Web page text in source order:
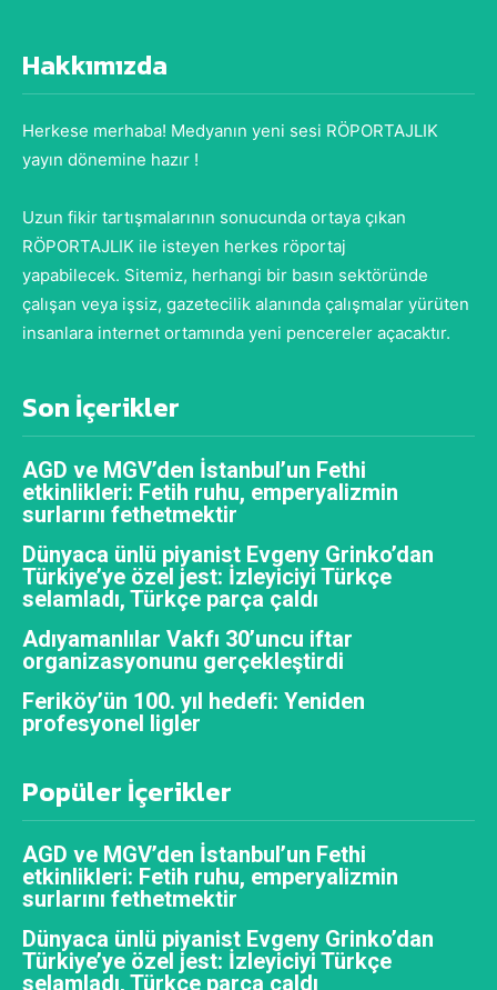
Hakkımızda
Herkese merhaba! Medyanın yeni sesi RÖPORTAJLIK
yayın dönemine hazır !
Uzun fikir tartışmalarının sonucunda ortaya çıkan
RÖPORTAJLIK ile isteyen herkes röportaj
yapabilecek. Sitemiz, herhangi bir basın sektöründe
çalışan veya işsiz, gazetecilik alanında çalışmalar yürüten
insanlara internet ortamında yeni pencereler açacaktır.
Son İçerikler
AGD ve MGV’den İstanbul’un Fethi
etkinlikleri: Fetih ruhu, emperyalizmin
surlarını fethetmektir
Dünyaca ünlü piyanist Evgeny Grinko’dan
Türkiye’ye özel jest: İzleyiciyi Türkçe
selamladı, Türkçe parça çaldı
Adıyamanlılar Vakfı 30’uncu iftar
organizasyonunu gerçekleştirdi
Feriköy’ün 100. yıl hedefi: Yeniden
profesyonel ligler
Popüler İçerikler
AGD ve MGV’den İstanbul’un Fethi
etkinlikleri: Fetih ruhu, emperyalizmin
surlarını fethetmektir
Dünyaca ünlü piyanist Evgeny Grinko’dan
Türkiye’ye özel jest: İzleyiciyi Türkçe
selamladı, Türkçe parça çaldı